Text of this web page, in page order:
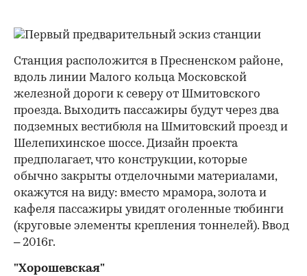
Станция расположится в Пресненском районе,
вдоль линии Малого кольца Московской
железной дороги к северу от Шмитовского
проезда. Выходить пассажиры будут через два
подземных вестибюля на Шмитовский проезд и
Шелепихинское шоссе. Дизайн проекта
предполагает, что конструкции, которые
обычно закрыты отделочными материалами,
окажутся на виду: вместо мрамора, золота и
кафеля пассажиры увидят оголенные тюбинги
(круговые элементы крепления тоннелей). Ввод
– 2016г.
"Хорошевская"